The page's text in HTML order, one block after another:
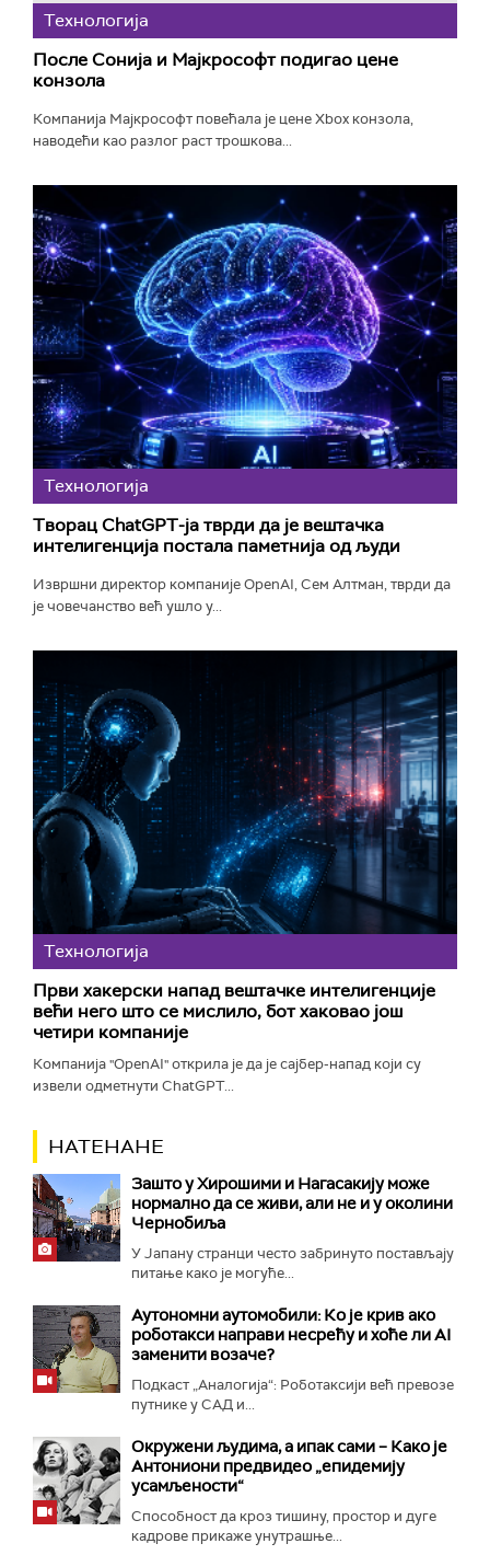
Технологијa
После Сонија и Мајкрософт подигао цене
конзола
Компанија Мајкрософт повећала је цене Xbox конзола,
наводећи као разлог раст трошкова...
Технологијa
Творац ChatGPT-ја тврди да је вештачка
интелигенција постала паметнија од људи
Извршни директор компаније OpenAI, Сем Алтман, тврди да
је човечанство већ ушло у...
Технологијa
Први хакерски напад вештачке интелигенције
већи него што се мислило, бот хаковао још
четири компаније
Компанија "OpenAI" открила је да је сајбер-напад који су
извели одметнути ChatGPT...
НАТЕНАНЕ
Зашто у Хирошими и Нагасакију може
нормално да се живи, али не и у околини
Чернобиља
У Јапану странци често забринуто постављају
питање како је могуће...
Аутономни аутомобили: Ко је крив ако
роботакси направи несрећу и хоће ли AI
заменити возаче?
Подкаст „Аналогија“: Роботаксији већ превозе
путнике у САД и...
Окружени људима, а ипак сами – Како је
Антониони предвидео „епидемију
усамљености“
Способност да кроз тишину, простор и дуге
кадрове прикаже унутрашње...